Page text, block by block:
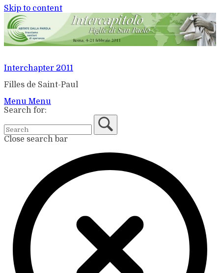
Skip to content
Interchapter 2011
Filles de Saint-Paul
Menu Menu
Search for:
Close search bar